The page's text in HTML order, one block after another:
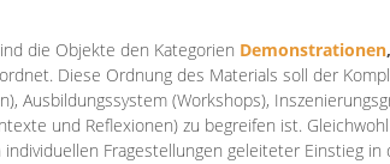
die Objekte den Kategorien Demonstrationen,
Diese Ordnung des Materials soll der
Ausbildungssystem (Workshops),
und Reflexionen) zu begreifen ist.
Fragestellungen geleiteter Einstieg